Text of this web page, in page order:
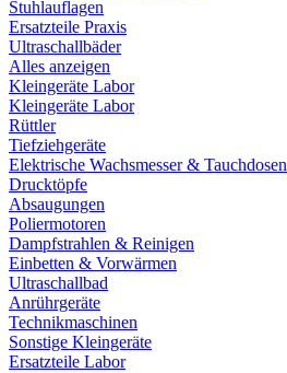
Stuhlauflagen
Ersatzteile Praxis
Ultraschallbäder
Alles anzeigen
Kleingeräte Labor
Kleingeräte Labor
Rüttler
Tiefziehgeräte
Elektrische Wachsmesser & Tauchdosen
Drucktöpfe
Absaugungen
Poliermotoren
Dampfstrahlen & Reinigen
Einbetten & Vorwärmen
Ultraschallbad
Anrührgeräte
Technikmaschinen
Sonstige Kleingeräte
Ersatzteile Labor